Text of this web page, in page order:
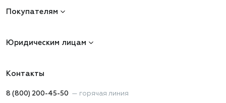
Покупателям
Юридическим лицам
Контакты
8 (800) 200-45-50 — горячая линия